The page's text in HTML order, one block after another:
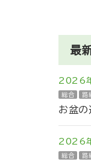
最
2026
総合 路
お盆の
2026
総合 路